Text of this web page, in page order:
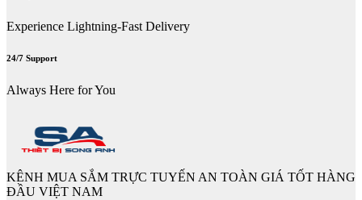
Experience Lightning-Fast Delivery
24/7 Support
Always Here for You
KÊNH MUA SẮM TRỰC TUYẾN AN TOÀN GIÁ TỐT HÀNG
ĐẦU VIỆT NAM